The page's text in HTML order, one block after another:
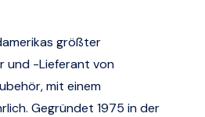
größter
und -Lieferant von
mit einem
Gegründet 1975 in der